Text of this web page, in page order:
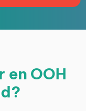
en OOH